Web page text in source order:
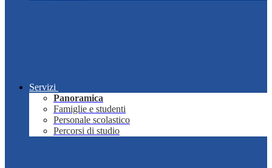
Servizi
Panoramica
Famiglie e studenti
Personale scolastico
Percorsi di studio